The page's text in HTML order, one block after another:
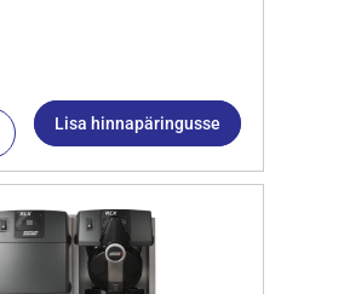
Lisa hinnapäringusse